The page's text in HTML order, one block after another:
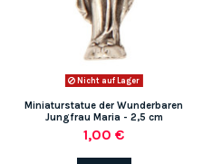
Nicht auf Lager
Miniaturstatue der Wunderbaren
Jungfrau Maria - 2,5 cm
1,00 €